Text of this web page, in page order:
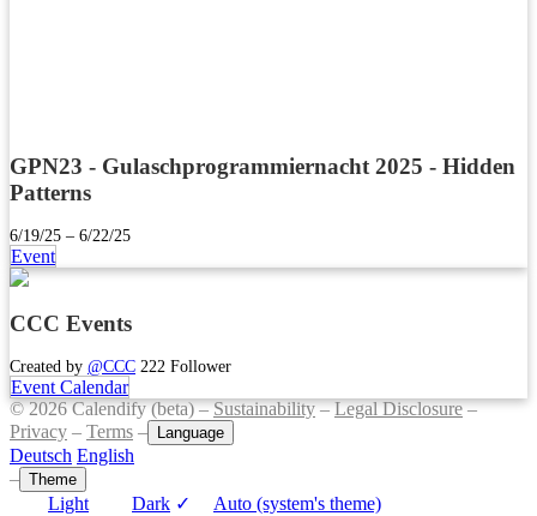
GPN23 - Gulaschprogrammiernacht 2025 - Hidden
Patterns
6/19/25 – 6/22/25
Event
CCC Events
Created by @CCC 222 Follower
Event Calendar
© 2026 Calendify (beta) –Sustainability–Legal Disclosure–
Privacy – Terms – Language
Deutsch English
– Theme
Light Dark ✓ Auto (system's theme)